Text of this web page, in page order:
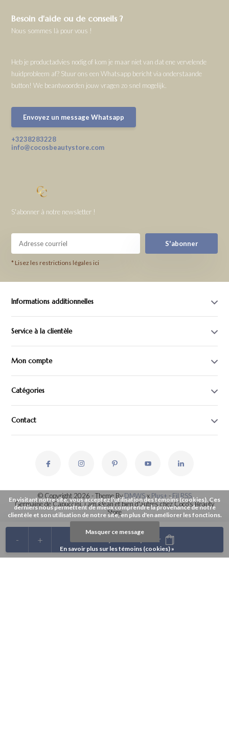
+
- Ajouter au panier
Besoin d'aide ou de conseils ?
Nous sommes là pour vous !
Heb je productadvies nodig of kom je maar niet van dat ene vervelende
huidprobleem af? Stuur ons een Whatsapp bericht via onderstaande
button! We beantwoorden jouw vragen zo snel mogelijk.
Envoyez un message Whatsapp
+3238283228
info@cocosbeautystore.com
S'abonner à notre newsletter !
S'abonner
* Lisez les restrictions légales ici
Informations additionnelles
Service à la clientèle
Mon compte
Catégories
Contact
© Copyright 2026 - Theme ByDMWSx Plus+-Fil RSS
Germaine de Capuccini, i.am.klean et bien d'autres chez Coco's Beauty
Store
En visitant notre site, vous acceptez l'utilisation des témoins (cookies). Ces
derniers nous permettent de mieux comprendre la provenance de notre
clientèle et son utilisation de notre site, en plus d'en améliorer les fonctions.
Masquer ce message
En savoir plus sur les témoins (cookies) »